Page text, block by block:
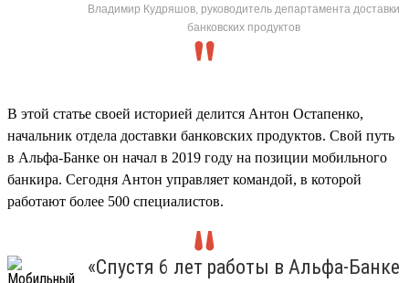
Владимир Кудряшов, руководитель департамента доставки
банковских продуктов
В этой статье своей историей делится Антон Остапенко,
начальник отдела доставки банковских продуктов. Свой путь
в Альфа-Банке он начал в 2019 году на позиции мобильного
банкира. Сегодня Антон управляет командой, в которой
работают более 500 специалистов.
«Спустя 6 лет работы в Альфа-Банке